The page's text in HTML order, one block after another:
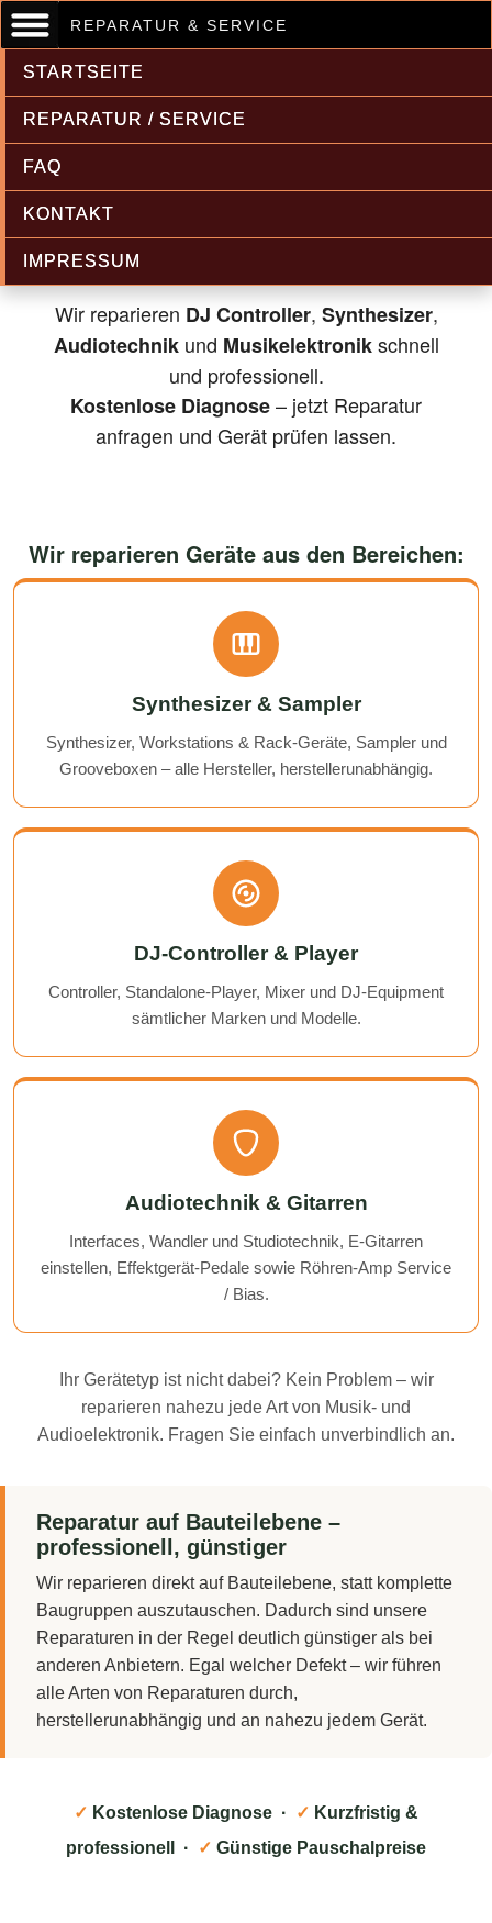
REPARATUR & SERVICE
STARTSEITE
REPARATUR / SERVICE
FAQ
KONTAKT
IMPRESSUM
Musikelektronik & Audiotechnik
Reparatur
Wir reparieren DJ Controller, Synthesizer,
Audiotechnikund Musikelektronikschnell
und professionell.
Kostenlose Diagnose– jetzt Reparatur
anfragen und Gerät prüfen lassen.
Wir reparieren Geräte aus den Bereichen:
Synthesizer & Sampler
Synthesizer, Workstations & Rack-Geräte, Sampler und
Grooveboxen – alle Hersteller, herstellerunabhängig.
DJ-Controller & Player
Controller, Standalone-Player, Mixer und DJ-Equipment
sämtlicher Marken und Modelle.
Audiotechnik & Gitarren
Interfaces, Wandler und Studiotechnik, E-Gitarren
einstellen, Effektgerät-Pedale sowie Röhren-Amp Service
/ Bias.
Ihr Gerätetyp ist nicht dabei? Kein Problem – wir
reparieren nahezu jede Art von Musik- und
Audioelektronik. Fragen Sie einfach unverbindlich an.
Reparatur auf Bauteilebene –
professionell, günstiger
Wir reparieren direkt auf Bauteilebene, statt komplette
Baugruppen auszutauschen. Dadurch sind unsere
Reparaturen in der Regel deutlich günstiger als bei
anderen Anbietern. Egal welcher Defekt – wir führen
alle Arten von Reparaturen durch,
herstellerunabhängig und an nahezu jedem Gerät.
✓ Kostenlose Diagnose · ✓ Kurzfristig &
professionell ·
✓ Günstige Pauschalpreise